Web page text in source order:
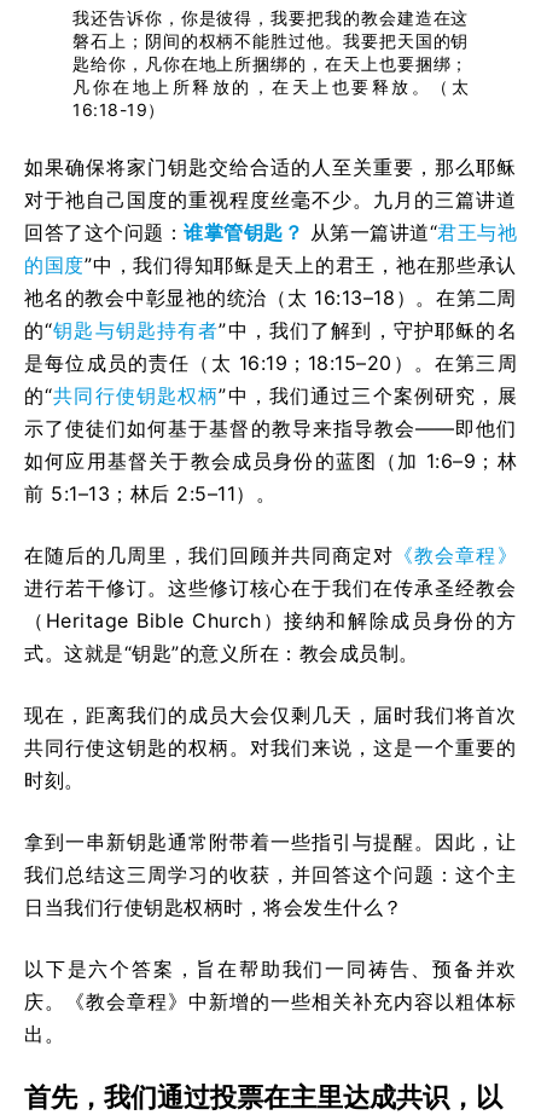
我还告诉你，你是彼得，我要把我的教会建造在这
磐石上；阴间的权柄不能胜过他。我要把天国的钥
匙给你，凡你在地上所捆绑的，在天上也要捆绑；
凡你在地上所释放的，在天上也要释放。（太
16:18-19）
如果确保将家门钥匙交给合适的人至关重要，那么耶稣
对于祂自己国度的重视程度丝毫不少。九月的三篇讲道
回答了这个问题： 谁掌管钥匙？ 从第一篇讲道“君王与祂
的国度”中，我们得知耶稣是天上的君王，祂在那些承认
祂名的教会中彰显祂的统治（太 16:13–18）。在第二周
的“钥匙与钥匙持有者”中，我们了解到，守护耶稣的名
是每位成员的责任（太 16:19；18:15–20）。在第三周
的“共同行使钥匙权柄”中，我们通过三个案例研究，展
示了使徒们如何基于基督的教导来指导教会——即他们
如何应用基督关于教会成员身份的蓝图（加 1:6–9；林
前 5:1–13；林后 2:5–11）。
在随后的几周里，我们回顾并共同商定对 《教会章程》
进行若干修订。这些修订核心在于我们在传承圣经教会
（Heritage Bible Church）接纳和解除成员身份的方
式。这就是“钥匙”的意义所在：教会成员制。
现在，距离我们的成员大会仅剩几天，届时我们将首次
共同行使这钥匙的权柄。对我们来说，这是一个重要的
时刻。
拿到一串新钥匙通常附带着一些指引与提醒。因此，让
我们总结这三周学习的收获，并回答这个问题：这个主
日当我们行使钥匙权柄时，将会发生什么？
以下是六个答案，旨在帮助我们一同祷告、预备并欢
庆。《教会章程》中新增的一些相关补充内容以粗体标
出。
首先，我们通过投票在主里达成共识，以